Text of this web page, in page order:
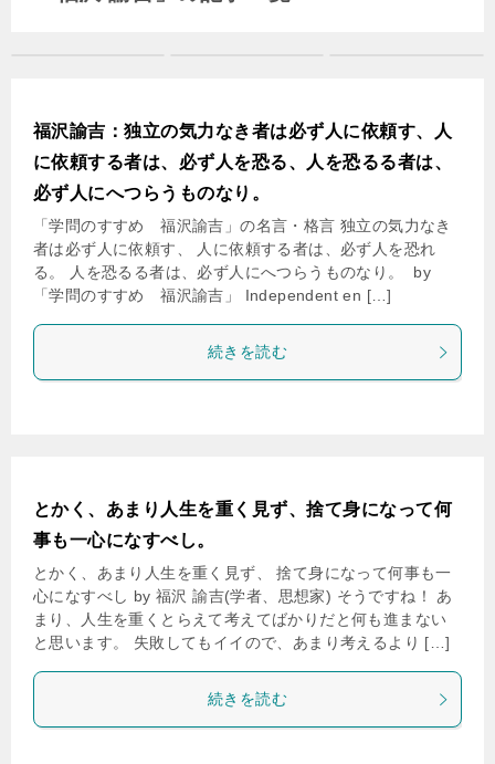
福沢諭吉：独立の気力なき者は必ず人に依頼す、人
に依頼する者は、必ず人を恐る、人を恐るる者は、
必ず人にへつらうものなり。
「学問のすすめ 福沢諭吉」の名言・格言 独立の気力なき
者は必ず人に依頼す、 人に依頼する者は、必ず人を恐れ
る。 人を恐るる者は、必ず人にへつらうものなり。 by
「学問のすすめ 福沢諭吉」 Independent en […]
続きを読む
とかく、あまり人生を重く見ず、捨て身になって何
事も一心になすべし。
とかく、あまり人生を重く見ず、 捨て身になって何事も一
心になすべし by 福沢 諭吉(学者、思想家) そうですね！ あ
まり、人生を重くとらえて考えてばかりだと何も進まない
と思います。 失敗してもイイので、あまり考えるより […]
続きを読む